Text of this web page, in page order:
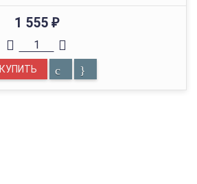
1 555 ₽
КУПИТЬ